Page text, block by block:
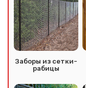
Заборы из сетки-
рабицы